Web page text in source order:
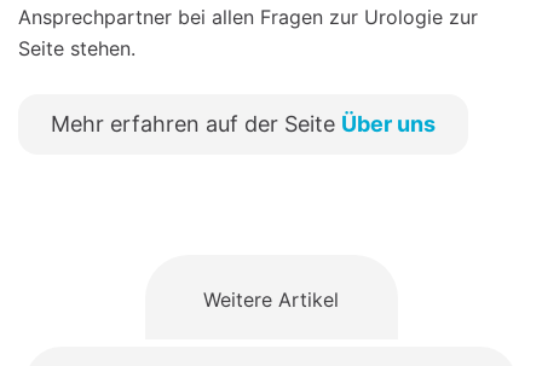
Ansprechpartner bei allen Fragen zur Urologie zur
Seite stehen.
Mehr erfahren auf der Seite Über uns
Weitere Artikel